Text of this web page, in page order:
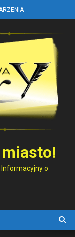
Informacyjny o